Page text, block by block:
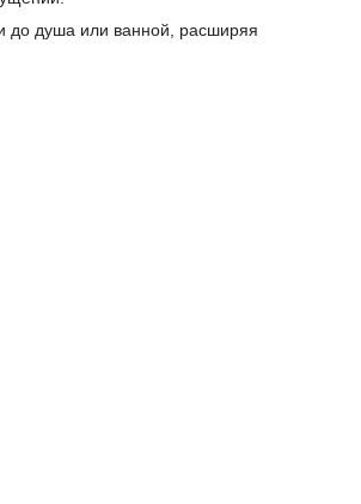
до душа или ванной, расширяя